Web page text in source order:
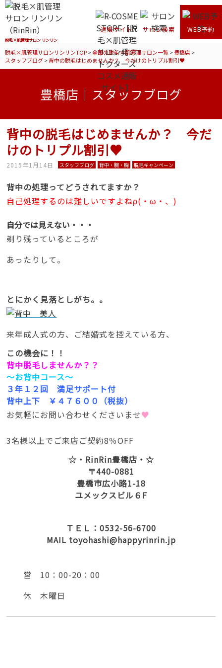
脱毛×肌管理サロン リンリン
通販サイト サロン検索 WEB予約
脱毛×肌管理サロンリンリンTOP>全国の脱毛×肌管理サロン一覧>豊橋店>
スタッフブログ>背中の脱毛はじめませんか？ 今だけのトリプル割引♥
豊橋店｜スタッフブログ
背中の脱毛はじめませんか？ 今だ
けのトリプル割引♥
2015年1月14日 スタッフブログ 背中・腕・胸 脱毛キャンペーン
背中の処理ってどうされてますか？
自己処理するのは難しいですよねρ(・ω・、)
自分では見えない・・・
剃り残っているところが
あったりして。
とにかく見落としがち。。
来年成人式の方、ご結婚式を控えている方、
この機会に！！
背中脱毛しませんか？？
～お背中コース～
３年１２回 満足サポート付
背中上下 ￥４７６００（税抜）
お気軽にお問い合わせくださいませ♥
3名様以上でご来店ご契約8％OFF
☆・RinRin豊橋店・☆
〒440-0881
豊橋市広小路1-18
ユメックスビル６F
ＴＥＬ：0532-56-6700
MAIL toyohashi@happyrinrin.jp
営 10：00-20：00
休 木曜日